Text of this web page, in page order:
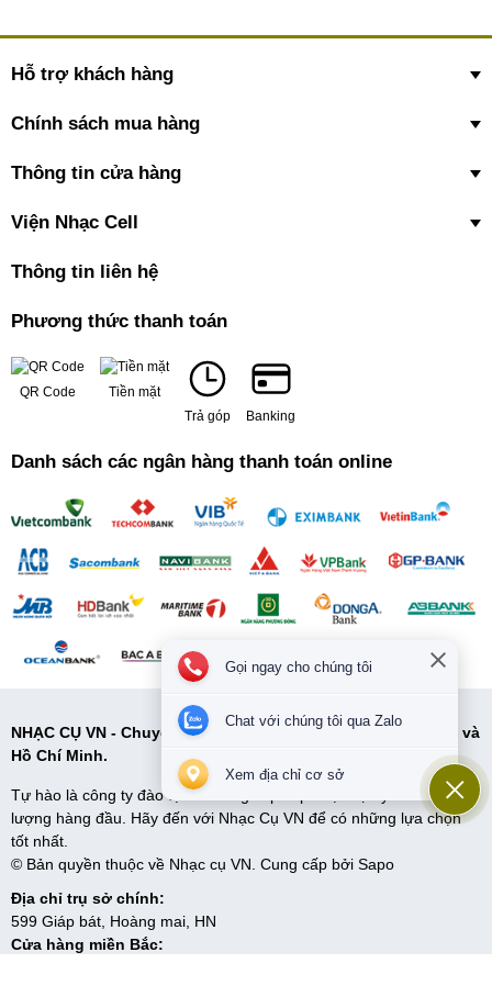
Hỗ trợ khách hàng
Chính sách mua hàng
Thông tin cửa hàng
Viện Nhạc Cell
Thông tin liên hệ
Phương thức thanh toán
QR Code
Tiền mặt
Trả góp
Banking
Danh sách các ngân hàng thanh toán online
NHẠC CỤ VN - Chuyên cung cấp các loại nhạc cụ tại Hà Nội và
Hồ Chí Minh.
Tự hào là công ty đào tạo và cung cấp cấp nhạc cụ uy tín và chất
lượng hàng đầu. Hãy đến với Nhạc Cụ VN để có những lựa chọn
tốt nhất.
© Bản quyền thuộc về Nhạc cụ VN. Cung cấp bởi Sapo
Địa chỉ trụ sở chính:
599 Giáp bát, Hoàng mai, HN
Cửa hàng miền Bắc:
Gọi ngay cho chúng tôi
Chat với chúng tôi qua Zalo
Xem địa chỉ cơ sở